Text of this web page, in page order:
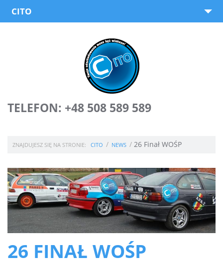
CITO
Dochodzenie odszkodowań
Porady
Współpraca
Kontakt
TELEFON: +48 508 589 589
ZNAJDUJESZ SIĘ NA STRONIE: CITO NEWS 26 Finał WOŚP
26 FINAŁ WOŚP